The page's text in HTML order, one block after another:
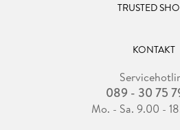
TRUSTED
KONTAKT
089 - 30 75
Mo. - Sa. 9.00 -